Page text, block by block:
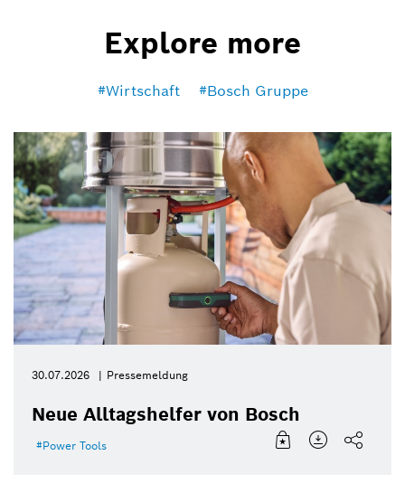
Explore more
Wirtschaft Bosch Gruppe
30.07.2026 Pressemeldung
Neue Alltagshelfer von Bosch
Power Tools